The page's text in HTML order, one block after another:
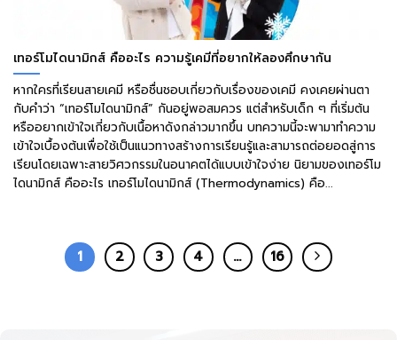
เทอร์โมไดนามิกส์ คืออะไร ความรู้เคมีที่อยากให้ลองศึกษากัน
หากใครที่เรียนสายเคมี หรือชื่นชอบเกี่ยวกับเรื่องของเคมี คงเคยผ่านตา
กับคำว่า “เทอร์โมไดนามิกส์” กันอยู่พอสมควร แต่สำหรับเด็ก ๆ ที่เริ่มต้น
หรืออยากเข้าใจเกี่ยวกับเนื้อหาดังกล่าวมากขึ้น บทความนี้จะพามาทำความ
เข้าใจเบื้องต้นเพื่อใช้เป็นแนวทางสร้างการเรียนรู้และสามารถต่อยอดสู่การ
เรียนโดยเฉพาะสายวิศวกรรมในอนาคตได้แบบเข้าใจง่าย นิยามของเทอร์โม
ไดนามิกส์ คืออะไร เทอร์โมไดนามิกส์ (Thermodynamics) คือ...
1 2 3 4 … 16